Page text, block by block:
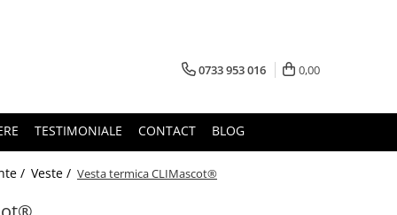
0733 953 016 0,00
TESTIMONIALE CONTACT BLOG
/ Veste / Vesta termica CLIMascot®